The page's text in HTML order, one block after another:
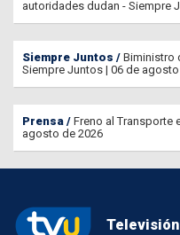
autoridades dudan - Siempre
Siempre Juntos
Biministro
Siempre Juntos | 06 de
Prensa
Freno al Transporte
agosto de 2026